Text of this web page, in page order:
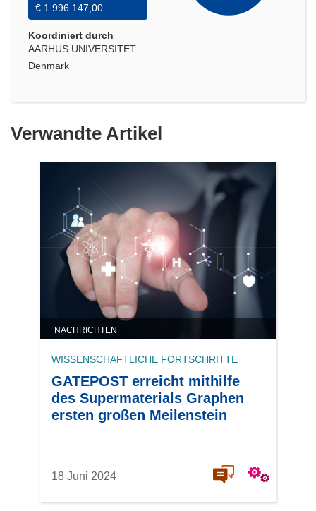
€ 1 996 147,00
Koordiniert durch
AARHUS UNIVERSITET
Denmark
Verwandte Artikel
NACHRICHTEN
WISSENSCHAFTLICHE FORTSCHRITTE
GATEPOST erreicht mithilfe
des Supermaterials Graphen
ersten großen Meilenstein
18 Juni 2024